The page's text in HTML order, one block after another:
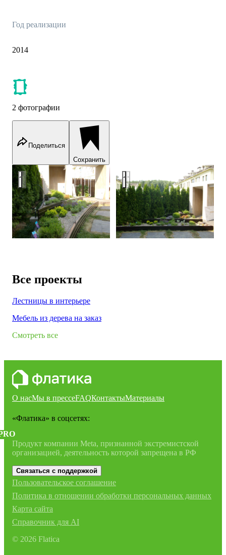
Год реализации
2014
2 фотографии
Поделиться
Сохранить
rockeries rockeries
Все проекты
Лестницы в интерьере
Мебель из дерева на заказ
Смотреть все
О насМы в прессеFAQКонтактыМатериалы
«Флатика» в соцсетях:
Продукт компании Meta, признанной экстремистской
организацией, деятельность которой запрещена в РФ
Связаться с поддержкой
Пользовательское соглашение
Политика в отношении обработки персональных данных
Карта сайта
Справочник для AI
© 2026 Flatica